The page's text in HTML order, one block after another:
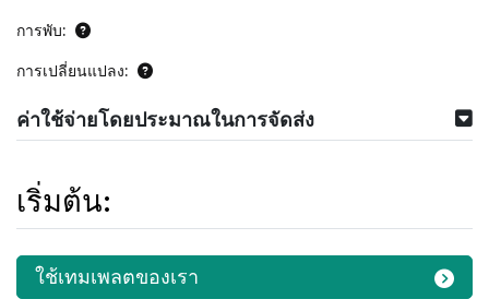
การพับ:
การเปลี่ยนแปลง:
ค่าใช้จ่ายโดยประมาณในการจัดส่ง
เริ่มต้น:
ใช้เทมเพลตของเรา